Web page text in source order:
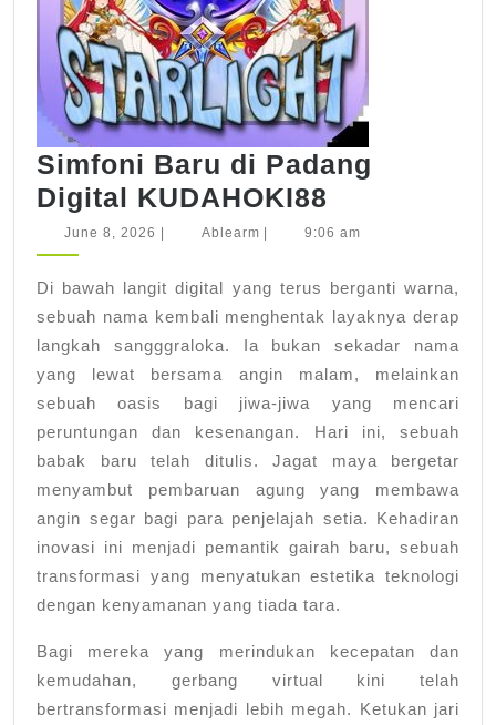
Simfoni Baru di Padang
Digital KUDAHOKI88
Baru
Padang
Digital
June 8, 2026 June
AblearmAblearm9:06 am
Di bawah langit digital yang terus berganti warna,
sebuah nama kembali menghentak layaknya derap
langkah sangggraloka. Ia bukan sekadar nama
yang lewat bersama angin malam, melainkan
sebuah oasis bagi jiwa-jiwa yang mencari
peruntungan dan kesenangan. Hari ini, sebuah
babak baru telah ditulis. Jagat maya bergetar
menyambut pembaruan agung yang membawa
angin segar bagi para penjelajah setia. Kehadiran
inovasi ini menjadi pemantik gairah baru, sebuah
transformasi yang menyatukan estetika teknologi
dengan kenyamanan yang tiada tara.
Bagi mereka yang merindukan kecepatan dan
kemudahan, gerbang virtual kini telah
bertransformasi menjadi lebih megah. Ketukan jari